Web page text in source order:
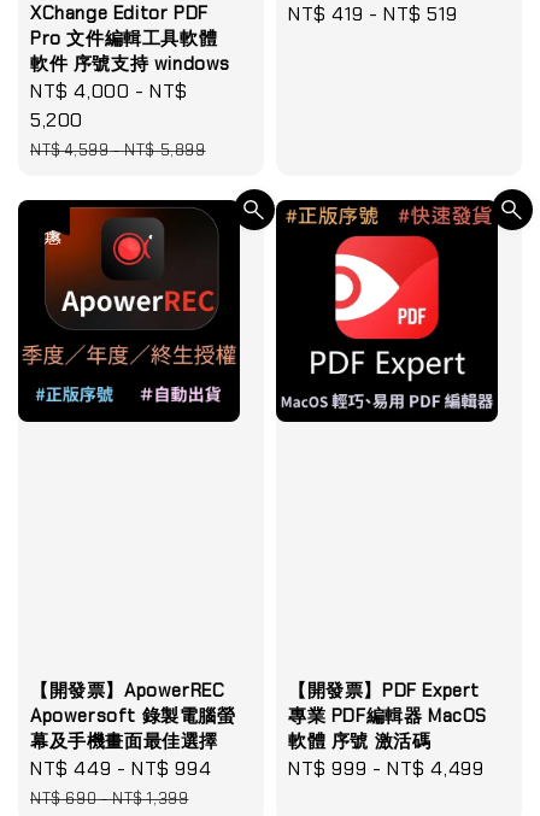
XChange Editor PDF
Pro 文件編輯工具軟體
軟件 序號支持 windows
Sale
price
NT$ 4,000 -NT$
5,200
Regular
NT$ 4,599-NT$ 5,899
Regular
NT$ 419 -NT$ 519
【開發票】ApowerREC
Apowersoft 錄製電腦螢
幕及手機畫面最佳選擇
Sale
price
NT$ 449 -NT$ 994
Regular
NT$ 690-NT$ 1,399
【開發票】PDF Expert
專業 PDF編輯器 MacOS
軟體 序號 激活碼
Regular
NT$ 999 -NT$ 4,499